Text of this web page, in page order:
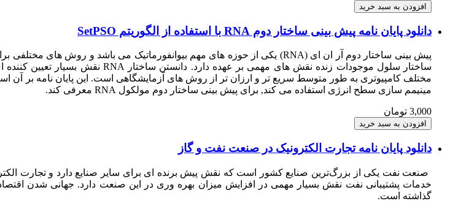
دانلود پایان نامه پیش بینی ساختار دوم RNA با استفاده از الگوریتم SetPSO
مینیمم سازی سطح انرژی استفاده می کند, برای پیش بینی ساختار دوم مولکول RNA معرفی کند.
3,000 تومان
دانلود پایان نامه تجارت الکترونیک در صنعت نفت و گاز‎
صنعت نفت یکی از بزرگ‌ترین صنایع کشور است که نقش پیش برنده ای برای سایر صنایع دارد و تجارت
خدمات پشتیبانی نفت نقش بسیار مهمی در افزایش میزان بهره وری در این صنعت دارد. جهانی شدن
گذاشته است.